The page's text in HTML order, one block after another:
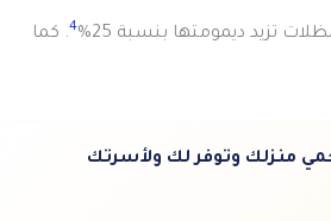
تزيد ديمومتها بنسبة 25%
4. كما
منزلك وتوفر لك ولأسرتك